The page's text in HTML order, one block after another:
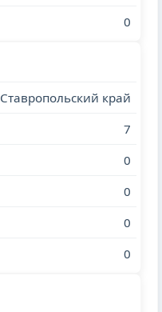
0
Ставропольский край
7
0
0
0
0